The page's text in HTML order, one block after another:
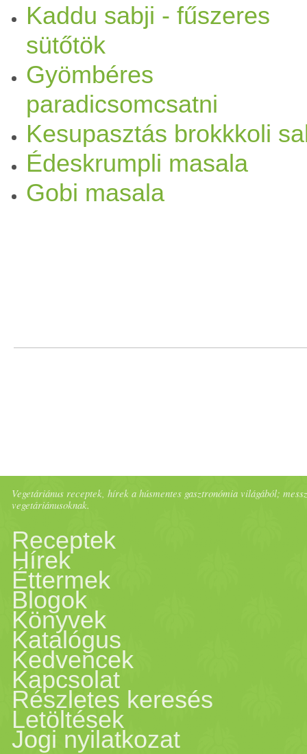
Kaddu sabji - fűszeres
sütőtök
Gyömbéres
paradicsomcsatni
Kesupasztás brokkkoli
Édeskrumpli masala
Gobi masala
Vegetáriánus receptek, hírek a húsmentes gasztronómia világából;
vegetáriánusoknak.
Receptek
Hírek
Éttermek
Blogok
Könyvek
Katalógus
Kedvencek
Kapcsolat
Részletes keresés
Letöltések
Jogi nyilatkozat